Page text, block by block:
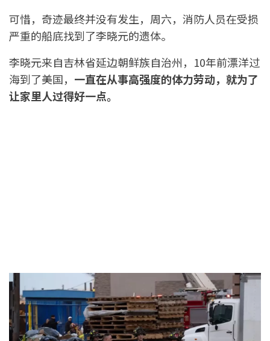
可惜，奇迹最终并没有发生，周六，消防人员在受损
严重的船底找到了李晓元的遗体。
李晓元来自吉林省延边朝鲜族自治州，10年前漂洋过
海到了美国， 一直在从事高强度的体力劳动，就为了
让家里人过得好一点。